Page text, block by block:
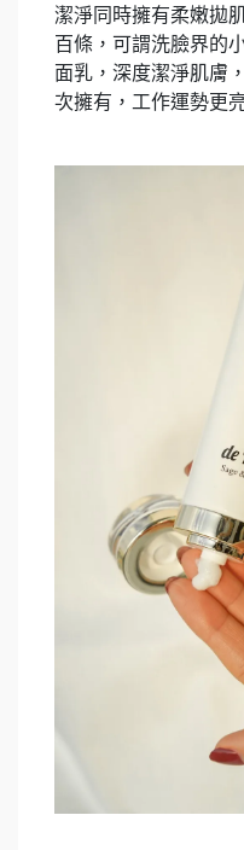
潔淨同時擁有柔嫩拋
百條，可謂洗臉界的
面乳，深度潔淨肌膚
次擁有，工作運勢更